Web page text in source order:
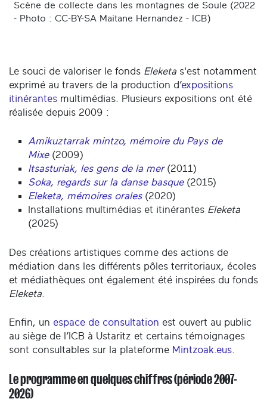
Scène de collecte dans les montagnes de Soule (2022
- Photo : CC-BY-SA Maitane Hernandez - ICB)
Le souci de valoriser le fonds Eleketa s'est notamment
exprimé au travers de la production d’expositions
itinérantes multimédias. Plusieurs expositions ont été
réalisée depuis 2009 :
Amikuztarrak mintzo, mémoire du Pays de
Mixe(2009)
Itsasturiak, les gens de la mer(2011)
Soka, regards sur la danse basque(2015)
Eleketa, mémoires orales (2020)
Installations multimédias et itinérantes Eleketa
(2025)
Des créations artistiques comme des actions de
médiation dans les différents pôles territoriaux, écoles
et médiathèques ont également été inspirées du fonds
Eleketa
Enfin, un espace de consultation est ouvert au public
au siège de l’ICB à Ustaritz et certains témoignages
sont consultables sur la plateforme Mintzoak.eus
Le programme en quelques chiffres (période 2007-
2026)